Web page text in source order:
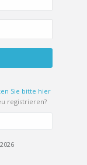
Sie bitte hier
registrieren?